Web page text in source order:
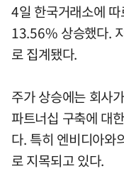
4일 한국거래소에
13.56% 상승했다.
로 집계됐다.
주가 상승에는 회사
파트너십 구축에 대
다. 특히 엔비디아와
로 지목되고 있다.